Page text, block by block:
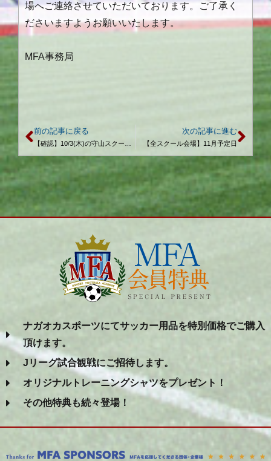
場へご連絡させていただいております。ご了承く
ださいますようお願いいたします。
MFA事務局
前の記事に戻る 次の記事に進む
【全スクール会場】11月予定日
ナガオカスポーツにてサッカー用品を特別価格でご購入
頂けます。
Jリーグ試合観戦にご招待します。
オリジナルトレーニングシャツをプレゼント！
その他特典も続々登場！